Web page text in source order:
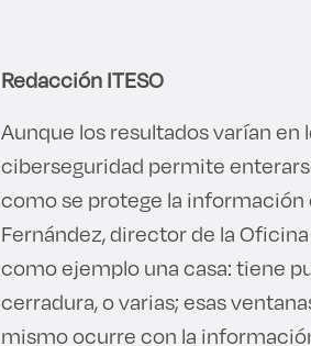
Redacción ITESO
Aunque los resultados varían en
ciberseguridad permite
como se protege la información
Fernández, director de la
como ejemplo una casa: tiene
cerradura, o varias; esas
mismo ocurre con la